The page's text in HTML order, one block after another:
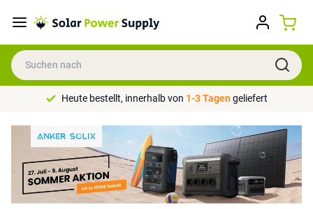
Heute bestellt, innerhalb von 1-3 Tagengeliefert